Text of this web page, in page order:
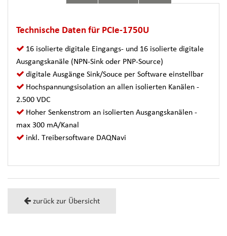
Technische Daten für PCIe-1750U
16 isolierte digitale Eingangs- und 16 isolierte digitale
Ausgangskanäle (NPN-Sink oder PNP-Source)
digitale Ausgänge Sink/Souce per Software einstellbar
Hochspannungsisolation an allen isolierten Kanälen -
2.500 VDC
Hoher Senkenstrom an isolierten Ausgangskanälen -
max 300 mA/Kanal
inkl. Treibersoftware DAQNavi
zurück zur Übersicht